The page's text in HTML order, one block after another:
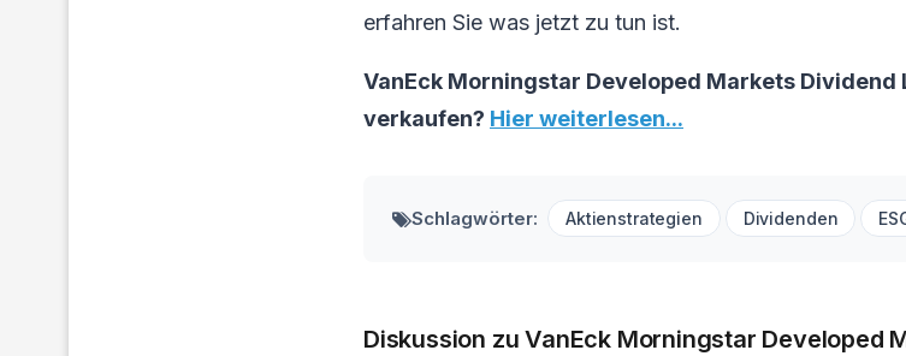
erfahren Sie was jetzt zu tun ist.
VanEck Morningstar Developed Markets Dividend
verkaufen? Hier weiterlesen...
Schlagwörter: Aktienstrategien Dividenden
Diskussion zu VanEck Morningstar Developed